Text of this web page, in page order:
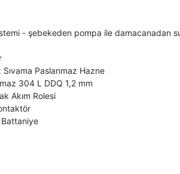
- şebekeden pompa ile damacanadan
Sıvama Paslanmaz Hazne
304 L DDQ 1,2 mm
Akım Rolesi
Battaniye